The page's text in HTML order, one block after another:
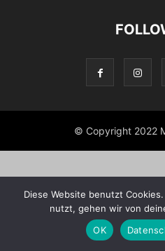
© Copyright 2022
Diese Website benutzt
nutzt, gehen wir von
OK